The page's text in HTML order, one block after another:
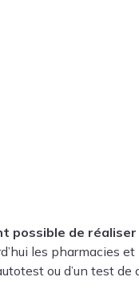
possible de
les pharmacies et
ou d’un test de